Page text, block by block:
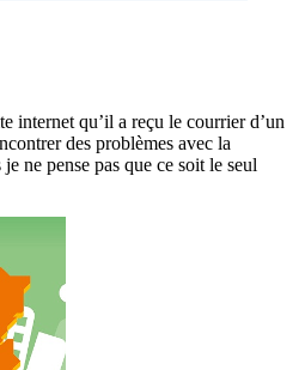
internet qu’il a reçu le courrier d’un
des problèmes avec la
ne pense pas que ce soit le seul